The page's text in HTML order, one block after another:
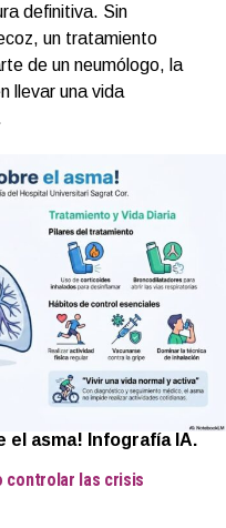
definitiva. Sin
un tratamiento
de un neumólogo, la
llevar una vida
el asma! Infografía IA.
controlar las crisis